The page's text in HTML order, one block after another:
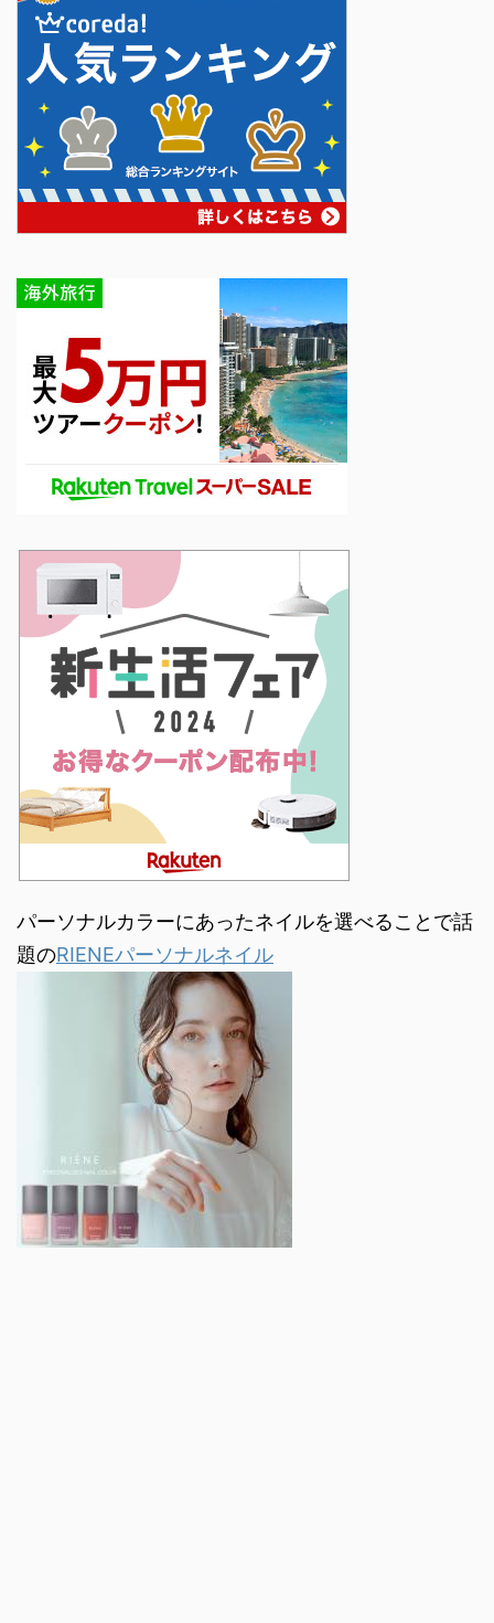
パーソナルカラーにあったネイルを選べることで話
題のRIENEパーソナルネイル